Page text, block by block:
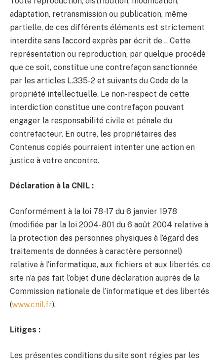
adaptation, retransmission ou publication, même
partielle, de ces différents éléments est strictement
interdite sans l’accord exprès par écrit de .. Cette
représentation ou reproduction, par quelque procédé
que ce soit, constitue une contrefaçon sanctionnée
par les articles L.335-2 et suivants du Code de la
propriété intellectuelle. Le non-respect de cette
interdiction constitue une contrefaçon pouvant
engager la responsabilité civile et pénale du
contrefacteur. En outre, les propriétaires des
Contenus copiés pourraient intenter une action en
justice à votre encontre.
Déclaration à la CNIL :
Conformément à la loi 78-17 du 6 janvier 1978
(modifiée par la loi 2004-801 du 6 août 2004 relative à
la protection des personnes physiques à l’égard des
traitements de données à caractère personnel)
relative à l’informatique, aux fichiers et aux libertés, ce
site n’a pas fait l’objet d’une déclaration auprès de la
Commission nationale de l’informatique et des libertés
(www.cnil.fr).
Litiges :
Les présentes conditions du site sont régies par les